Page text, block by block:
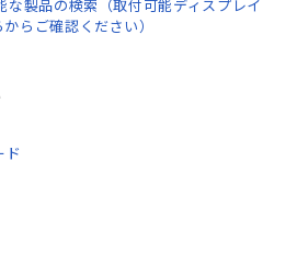
な製品の検索（取付可能ディスプレイ
らご確認ください）
ド